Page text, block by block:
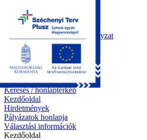
Kezdőoldal
Önkormányzat
Polgármesteri Hivatal
Roma Nemzetiségi Önkormányzat
Elektronikus ügyintézés
Közérdekű információk
Tiszapüspöki bemutatása
Pályázatok
Kapcsolat
Keresés / honlaptérkép
Kezdőoldal
Hirdetmények
Pályázatok honlapja
Választási információk
Kezdőoldal